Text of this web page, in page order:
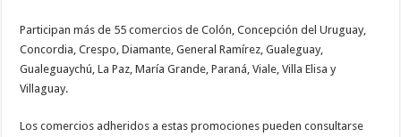
Participan más de 55 comercios de Colón, Concepción del Uruguay,
Concordia, Crespo, Diamante, General Ramírez, Gualeguay,
Gualeguaychú, La Paz, María Grande, Paraná, Viale, Villa Elisa y
Villaguay.
Los comercios adheridos a estas promociones pueden consultarse